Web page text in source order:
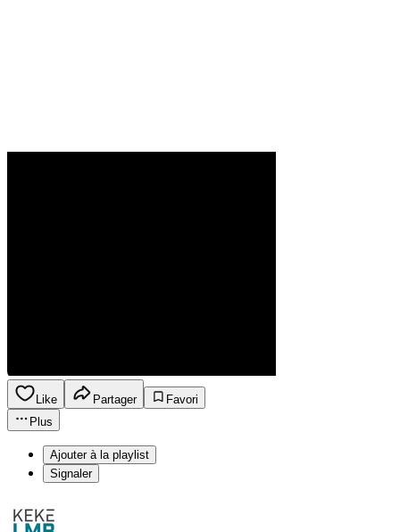
Like Partager
Favori
Plus
Ajouter à la playlist
Signaler